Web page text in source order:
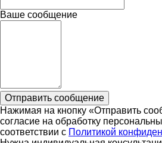
Ваше сообщение
Отправить сообщение
Нажимая на кнопку «Отправить
согласие на обработку
соответствии с Политикой